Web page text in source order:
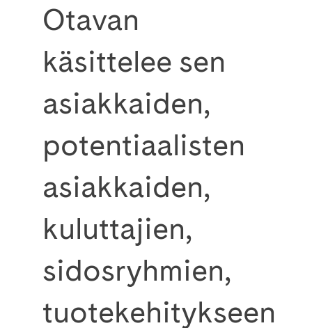
Otavan
käsittelee sen
asiakkaiden,
potentiaalisten
asiakkaiden,
kuluttajien,
sidosryhmien,
tuotekehitykseen